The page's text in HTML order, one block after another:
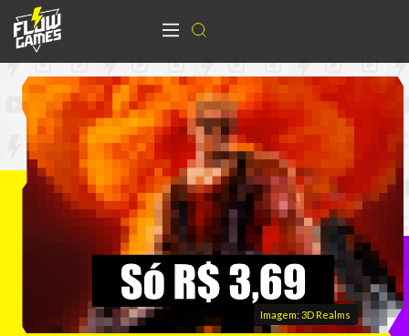
Imagem: 3D Realms